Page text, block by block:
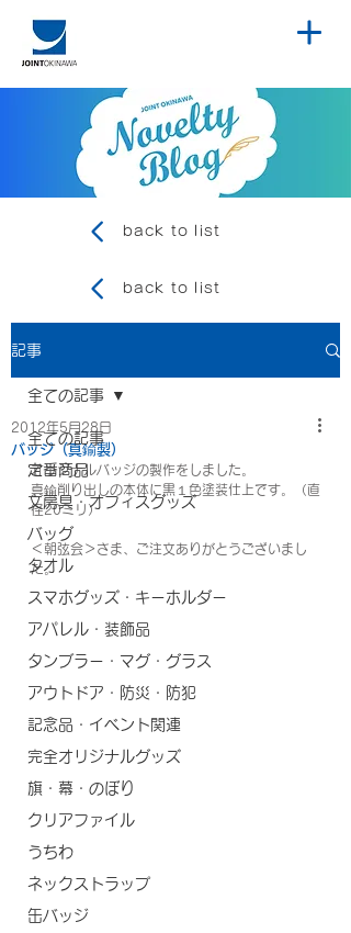
back to list
back to list
記事
全ての記事
定番商品
文房具・オフィスグッズ
バッグ
タオル
スマホグッズ・キーホルダー
アパレル・装飾品
タンブラー・マグ・グラス
アウトドア・防災・防犯
記念品・イベント関連
完全オリジナルグッズ
旗・幕・のぼり
クリアファイル
うちわ
ネックストラップ
缶バッジ
全ての記事
バッジ（真鍮製）
2012年5月28日
オリジナルバッジの製作をしました。
真鍮削り出しの本体に黒１色塗装仕上です。（直
径20ミリ）
＜朝弦会＞さま、ご注文ありがとうございまし
た。